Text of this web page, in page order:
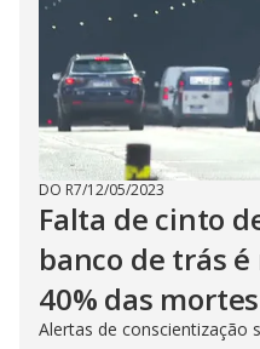
DO R7/12/05/2023
Falta de cinto
banco de trás
40% das
Alertas de conscientização